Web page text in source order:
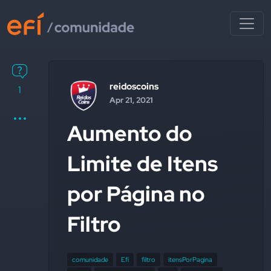
1 reidoscoins
Apr 21, 2021
Aumento do
Limite de Itens
por Página no
Filtro
comunidade Efí filtro
itensPorPagina